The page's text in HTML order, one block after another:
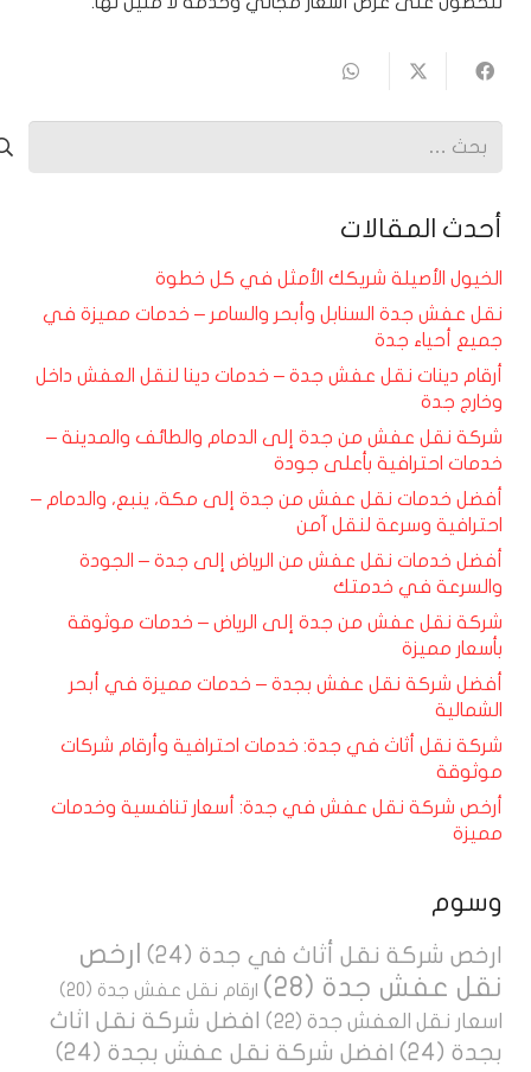
البحث
أحدث المقالات
الخيول الأصيلة شريكك الأمثل في كل خطوة
نقل عفش جدة السنابل وأبحر والسامر – خدمات مميزة في
جميع أحياء جدة
أرقام دينات نقل عفش جدة – خدمات دينا لنقل العفش داخل
وخارج جدة
شركة نقل عفش من جدة إلى الدمام والطائف والمدينة –
خدمات احترافية بأعلى جودة
أفضل خدمات نقل عفش من جدة إلى مكة، ينبع، والدمام –
احترافية وسرعة لنقل آمن
أفضل خدمات نقل عفش من الرياض إلى جدة – الجودة
والسرعة في خدمتك
شركة نقل عفش من جدة إلى الرياض – خدمات موثوقة
بأسعار مميزة
أفضل شركة نقل عفش بجدة – خدمات مميزة في أبحر
الشمالية
شركة نقل أثاث في جدة: خدمات احترافية وأرقام شركات
موثوقة
أرخص شركة نقل عفش في جدة: أسعار تنافسية وخدمات
مميزة
وسوم
ارخص شركة نقل أثاث في جدة (24)
ارخص
نقل عفش جدة (28) ارقام نقل عفش جدة (20)
اسعار نقل العفش جدة (22)
افضل شركة نقل اثاث
بجدة (24) افضل شركة نقل عفش بجدة (24)